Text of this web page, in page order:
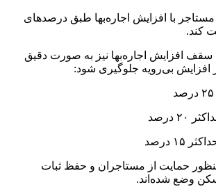
با افزایش اجاره‌بها طبق درصدهای
کند.
سقف افزایش اجاره‌بها نیز به صورت دقیق
افزایش بی‌رویه جلوگیری شود:
درصد
درصد
حمایت از مستاجران و حفظ ثبات
وضع شده‌اند.